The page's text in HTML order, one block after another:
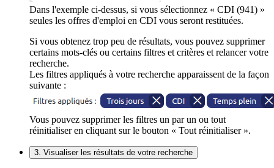
Dans l'exemple ci-dessus, si vous sélectionnez « CDI (941) »
seules les offres d'emploi en CDI vous seront restituées.
Si vous obtenez trop peu de résultats, vous pouvez supprimer
certains mots-clés ou certains filtres et critères et relancer votre
recherche.
Les filtres appliqués à votre recherche apparaissent de la façon
suivante :
Vous pouvez supprimer les filtres un par un ou tout
réinitialiser en cliquant sur le bouton « Tout réinitialiser ».
3. Visualiser les résultats de votre recherche